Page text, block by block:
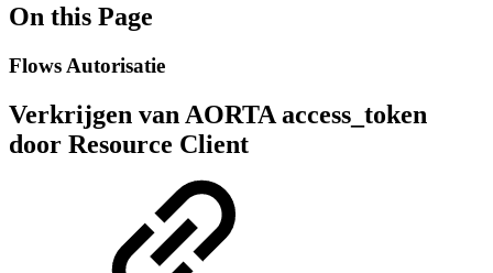
On this Page
Flows Autorisatie
Verkrijgen van AORTA access_token
door Resource Client